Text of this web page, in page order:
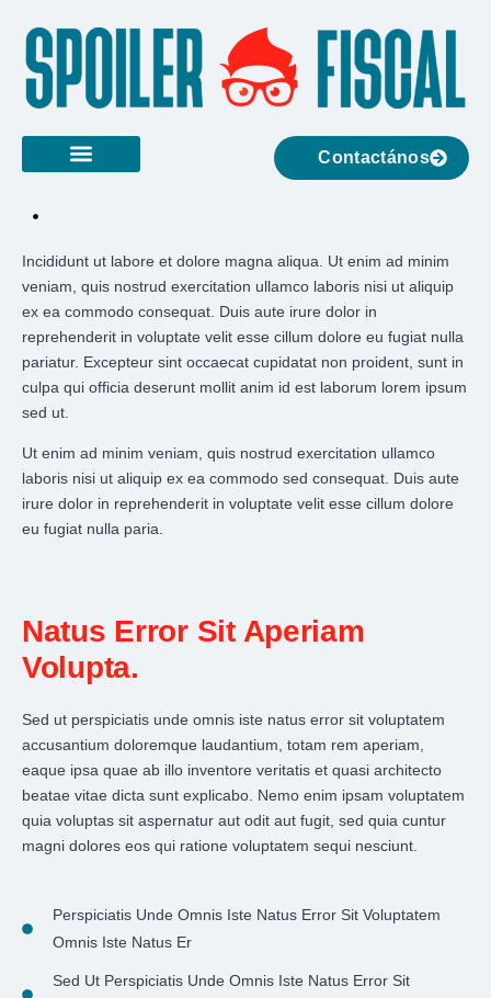
Contactános
Incididunt ut labore et dolore magna aliqua. Ut enim ad minim
veniam, quis nostrud exercitation ullamco laboris nisi ut aliquip
ex ea commodo consequat. Duis aute irure dolor in
reprehenderit in voluptate velit esse cillum dolore eu fugiat nulla
pariatur. Excepteur sint occaecat cupidatat non proident, sunt in
culpa qui officia deserunt mollit anim id est laborum lorem ipsum
sed ut.
Ut enim ad minim veniam, quis nostrud exercitation ullamco
laboris nisi ut aliquip ex ea commodo sed consequat. Duis aute
irure dolor in reprehenderit in voluptate velit esse cillum dolore
eu fugiat nulla paria.
Natus Error Sit Aperiam
Volupta.
Sed ut perspiciatis unde omnis iste natus error sit voluptatem
accusantium doloremque laudantium, totam rem aperiam,
eaque ipsa quae ab illo inventore veritatis et quasi architecto
beatae vitae dicta sunt explicabo. Nemo enim ipsam voluptatem
quia voluptas sit aspernatur aut odit aut fugit, sed quia cuntur
magni dolores eos qui ratione voluptatem sequi nesciunt.
Perspiciatis Unde Omnis Iste Natus Error Sit Voluptatem
Omnis Iste Natus Er
Sed Ut Perspiciatis Unde Omnis Iste Natus Error Sit